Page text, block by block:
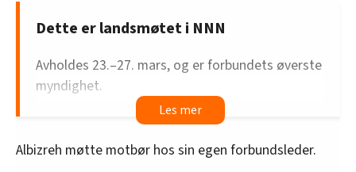
Dette er landsmøtet i NNN
Avholdes 23.–27. mars, og er forbundets øverste
myndighet.
Landsmøtet bestemmer hva forbundet skal
jobbe med, hvordan forbundet skal organiseres
og hvem som skal sitte i ledelsen.
Albizreh møtte motbør hos sin egen forbundsleder.